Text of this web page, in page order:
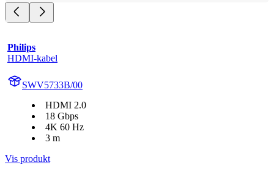
Philips
HDMI-kabel
SWV5733B/00
HDMI 2.0
18 Gbps
4K 60 Hz
3 m
Vis produkt